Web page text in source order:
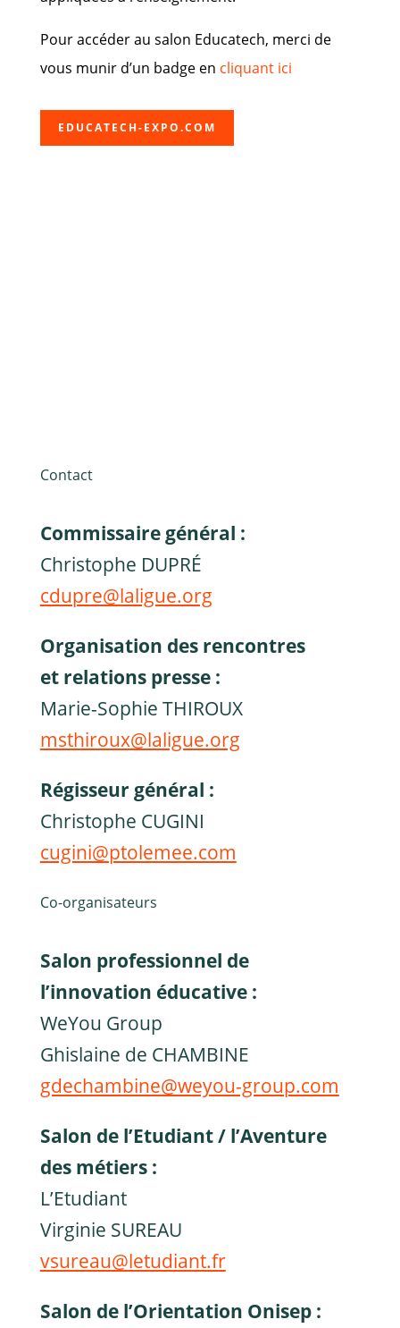
Pour accéder au salon Educatech, merci de
vous munir d’un badge en cliquant ici
EDUCATECH-EXPO.COM
Contact
Commissaire général :
Christophe DUPRÉ
cdupre@laligue.org
Organisation des rencontres
et relations presse :
Marie-Sophie THIROUX
msthiroux@laligue.org
Régisseur général :
Christophe CUGINI
cugini@ptolemee.com
Co-organisateurs
Salon professionnel de
l’innovation éducative :
WeYou Group
Ghislaine de CHAMBINE
gdechambine@weyou-group.com
Salon de l’Etudiant / l’Aventure
des métiers :
L’Etudiant
Virginie SUREAU
vsureau@letudiant.fr
Salon de l’Orientation Onisep :